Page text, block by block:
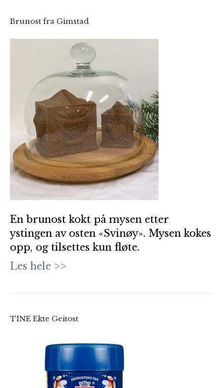
Brunost fra Gimstad
En brunost kokt på mysen etter
ystingen av osten «Svinøy». Mysen kokes
opp, og tilsettes kun fløte.
Les hele >>
TINE Ekte Geitost